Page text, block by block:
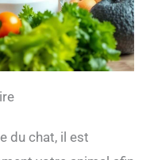
du chat, il est